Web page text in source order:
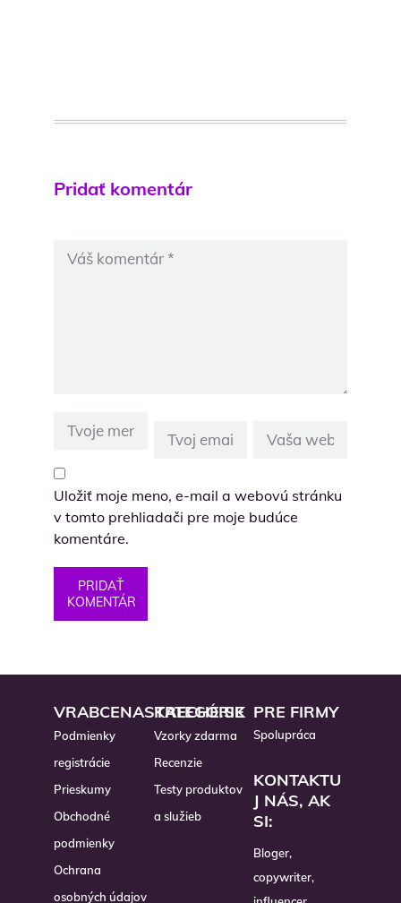
Pridať komentár
Uložiť moje meno, e-mail a webovú stránku
v tomto prehliadači pre moje budúce
komentáre.
PRIDAŤ
KOMENTÁR
VRABCENASTRECHE.SK
Podmienky
registrácie
Prieskumy
Obchodné
podmienky
Ochrana
osobných údajov
KATEGÓRIE
Vzorky zdarma
Recenzie
Testy produktov
a služieb
PRE FIRMY
Spolupráca
KONTAKTU
J NÁS, AK
SI:
Bloger,
copywriter,